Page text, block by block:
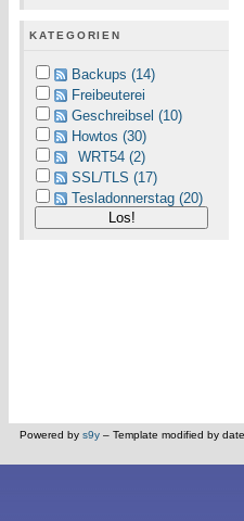
KATEGORIEN
Backups (14)
Freibeuterei
Geschreibsel (10)
Howtos (30)
WRT54 (2)
SSL/TLS (17)
Tesladonnerstag (20)
Powered by s9y – Template modified by